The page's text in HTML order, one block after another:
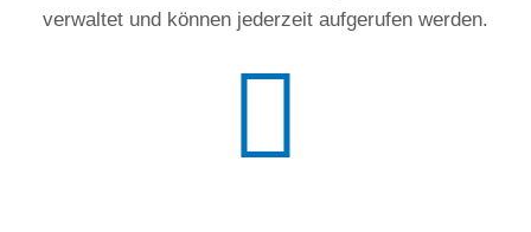
verwaltet und können jederzeit aufgerufen werden.